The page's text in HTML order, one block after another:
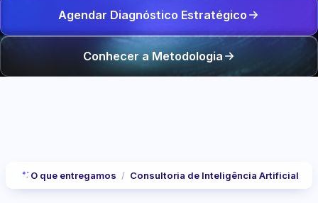
Agendar Diagnóstico Estratégico
Conhecer a Metodologia
O que entregamos / Consultoria de Inteligência Artificial